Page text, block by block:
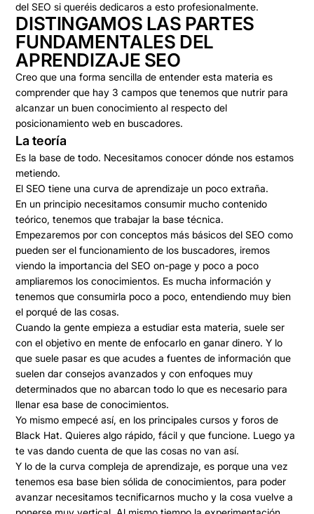
del SEO si queréis dedicaros a esto profesionalmente.
DISTINGAMOS LAS PARTES
FUNDAMENTALES DEL
APRENDIZAJE SEO
Creo que una forma sencilla de entender esta materia es
comprender que hay 3 campos que tenemos que nutrir para
alcanzar un buen conocimiento al respecto del
posicionamiento web en buscadores.
La teoría
Es la base de todo. Necesitamos conocer dónde nos estamos
metiendo.
El SEO tiene una curva de aprendizaje un poco extraña.
En un principio necesitamos consumir mucho contenido
teórico, tenemos que trabajar la base técnica.
Empezaremos por con conceptos más básicos del SEO como
pueden serel funcionamiento de los buscadores, iremos
viendo la importancia delSEO on-pagey poco a poco
ampliaremos los conocimientos. Es mucha información y
tenemos que consumirla poco a poco, entendiendo muy bien
el porqué de las cosas.
Cuando la gente empieza a estudiar esta materia, suele ser
con el objetivo en mente de enfocarlo en ganar dinero. Y lo
que suele pasar es que acudes a fuentes de información que
suelen dar consejos avanzados y con enfoques muy
determinados que no abarcan todo lo que es necesario para
llenar esa base de conocimientos.
Yo mismo empecé así, en los principales cursos y foros de
Black Hat. Quieres algo rápido, fácil y que funcione. Luego ya
te vas dando cuenta de que las cosas no van así.
Y lo de la curva compleja de aprendizaje, es porque una vez
tenemos esa base bien sólida de conocimientos, para poder
avanzar necesitamos tecnificarnos mucho y la cosa vuelve a